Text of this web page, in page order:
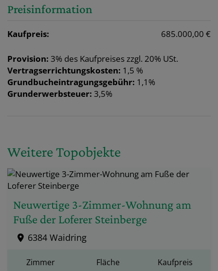
Preisinformation
Kaufpreis: 685.000,00 €
Provision: 3% des Kaufpreises zzgl. 20% USt.
Vertragserrichtungskosten: 1,5 %
Grundbucheintragungsgebühr: 1,1%
Grunderwerbsteuer: 3,5%
Weitere Topobjekte
Neuwertige 3-Zimmer-Wohnung am
Fuße der Loferer Steinberge
6384 Waidring
Zimmer
Fläche
Kaufpreis